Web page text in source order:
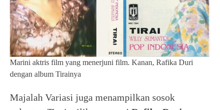
Marini aktris film yang menerjuni film. Kanan, Rafika Duri
dengan album Tirainya
Majalah Variasi juga menampilkan sosok